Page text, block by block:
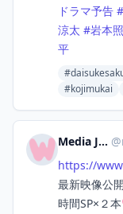
ドラマ予告 #
涼太 #岩本照
平
#kojimukai
Media Japan @
https://
最新映像公
時間SP×２